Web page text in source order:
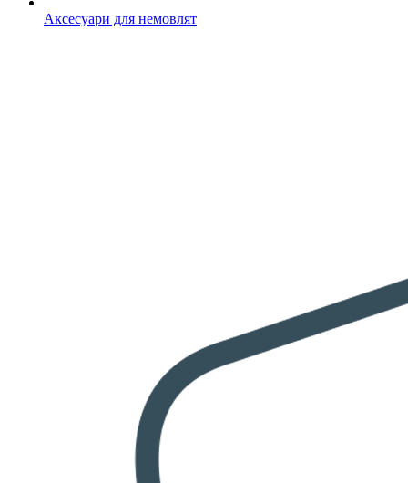
Аксесуари для немовлят